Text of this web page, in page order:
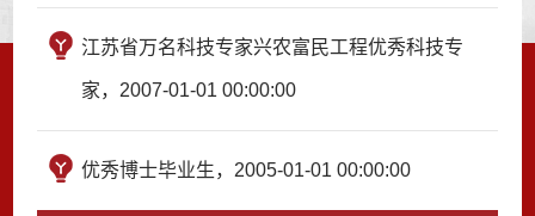
江苏省万名科技专家兴农富民工程优秀科技专
家，2007-01-01 00:00:00
优秀博士毕业生，2005-01-01 00:00:00